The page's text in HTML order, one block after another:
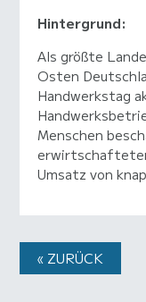
Hintergrund:
Als größte
Osten
Handwerkstag
Menschen
Umsatz von
« ZURÜCK